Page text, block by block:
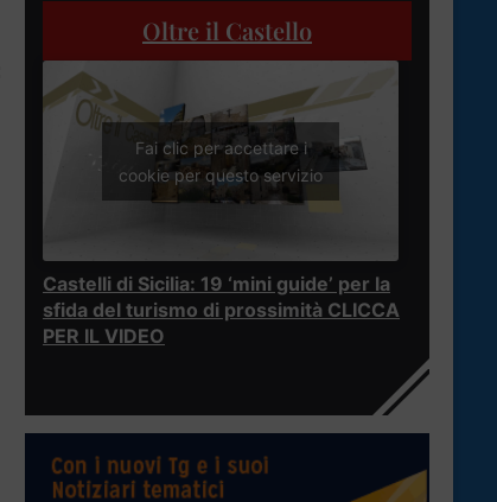
Oltre il Castello
Fai clic per accettare i
cookie per questo servizio
Castelli di Sicilia: 19 ‘mini guide’ per la
sfida del turismo di prossimità CLICCA
PER IL VIDEO